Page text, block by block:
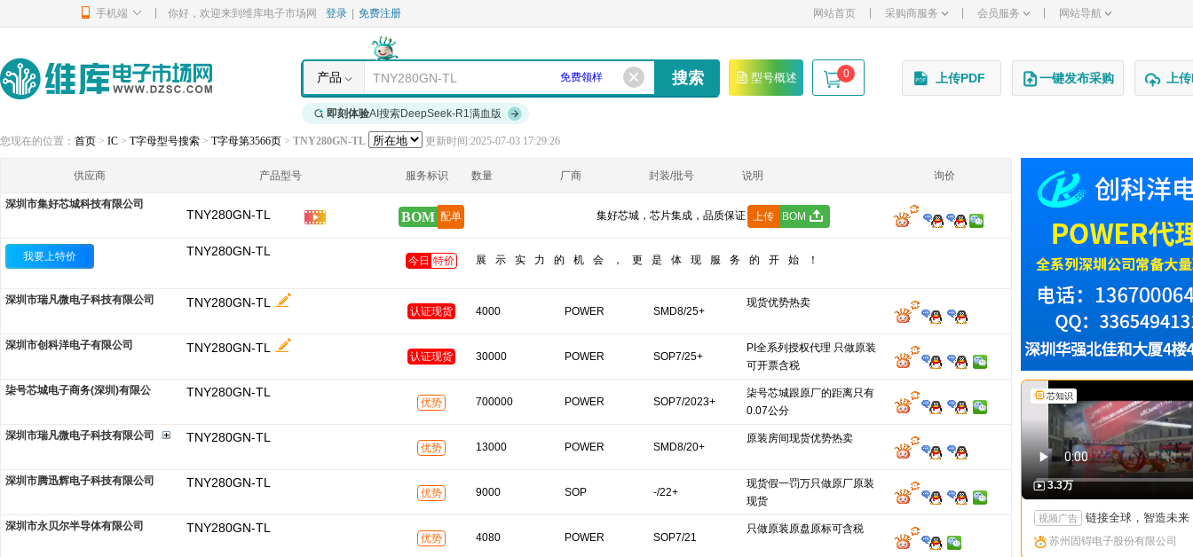
手机端 你好，欢迎来到维库电子市场网 登录 免费注册 网站首页 采购商服务 会员服务 网站导航
产品 免费领样 型号概述 0
即刻体验AI搜索DeepSeek-R1满血版
上传PDF 一键发布采购 上
您现在的位置： 首页 > IC > T字母型号搜索 > T字母第3566页 > TNY280GN-TL 更新时间:2025-07-03 17:29:26
供应商 产品型号 服务标识 数量 厂商 封装/批号 说明 询价
深圳市集好芯城科技有限公司
TNY280GN-TL BOM 配单 集好芯城，芯片集成，品质保证 上传 BOM
我要上特价 TNY280GN-TL
今日 特价 展示实力的机会，更是体现服务的开始！
深圳市瑞凡微电子科技有限公司 TNY280GN-TL
认证现货 4000 POWER SMD8/25+
现货优势热卖
深圳市创科洋电子有限公司 TNY280GN-TL
认证现货 30000 POWER SOP7/25+
PI全系列授权代理 只做原装
可开票含税
柒号芯城电子商务(深圳)有限公
TNY280GN-TL
优势 700000 POWER SOP7/2023+
柒号芯城跟原厂的距离只有
0.07公分
深圳市瑞凡微电子科技有限公司
TNY280GN-TL
优势 13000 POWER SMD8/20+
原装房间现货优势热卖
深圳市腾迅辉电子科技有限公司 TNY280GN-TL
优势 9000 SOP -/22+
现货假一罚万只做原厂原装
现货
深圳市永贝尔半导体有限公司
TNY280GN-TL
优势 4080 POWER SOP7/21
只做原装原盘原标可含税
芯知识
3.3万
视频广告 链接全球，智造未来：苏州固锝以创新矩阵亮相国际高端产
苏州固锝电子股份有限公司